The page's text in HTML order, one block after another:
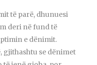
të parë, dhunuesi
deri në fund të
e dënimit.
gjithashtu se dënimet